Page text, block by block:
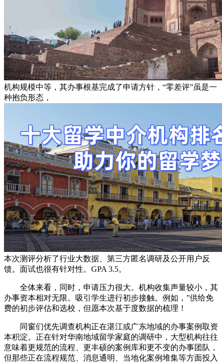
机构规模中等，其办事根基完成了申请方针，“零差评”虽是一
种抱负形态，
本次测评分析了行业大数据、第三方匿名调研及公开用户反
馈。面试也很有针对性。GPA 3.5。
全体来看，同时，申请压力很大。机构收集声量较小，其
办事资本相对无限。吸引学生进行初步接触。例如，”供给免
费的初步评估和选校，但愿本次基于度数据的梳理！
同窗们优先调查机构正在湛江或广东地域的办事案例取资
本积淀。正在针对华南地域留学家庭的调研中，大型机构往往
意味着更规范的流程、更丰硕的案例库和更不变的办事团队，
但那些正在流程规范、消息通明、当地化案例堆集等方面投入